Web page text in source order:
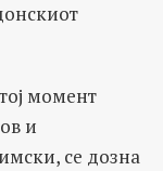
момент
и
се дозна